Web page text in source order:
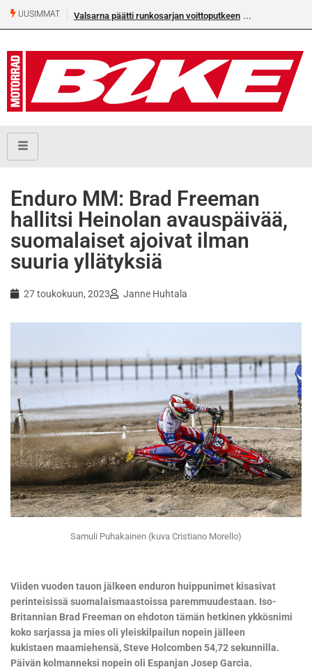
UUSIMMAT Valsarna päätti runkosarjan voittoputkeen
Enduro MM: Brad Freeman
hallitsi Heinolan avauspäivää,
suomalaiset ajoivat ilman
suuria yllätyksiä
27 toukokuun, 2023 Janne Huhtala
Samuli Puhakainen (kuva Cristiano Morello)
Viiden vuoden tauon jälkeen enduron huippunimet kisasivat
perinteisissä suomalaismaastoissa paremmuudestaan. Iso-
Britannian Brad Freeman on ehdoton tämän hetkinen ykkösnimi
koko sarjassa ja mies oli yleiskilpailun nopein jälleen
kukistaen maamiehensä, Steve Holcomben 54,72 sekunnilla.
Päivän kolmanneksi nopein oli Espanjan Josep Garcia.